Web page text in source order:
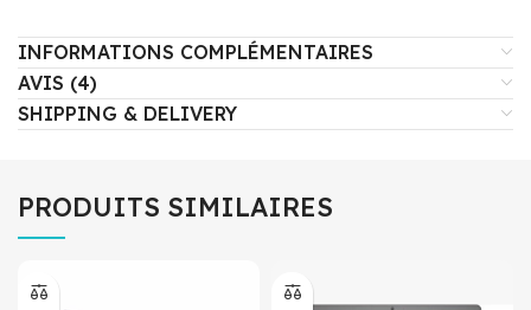
INFORMATIONS COMPLÉMENTAIRES
AVIS (4)
SHIPPING & DELIVERY
PRODUITS SIMILAIRES